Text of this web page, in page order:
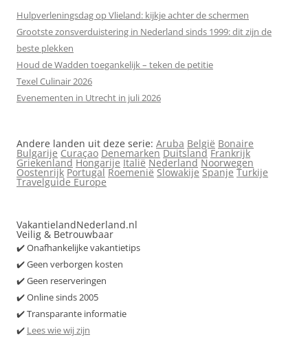
Hulpverleningsdag op Vlieland: kijkje achter de schermen
Grootste zonsverduistering in Nederland sinds 1999: dit zijn de
beste plekken
Houd de Wadden toegankelijk – teken de petitie
Texel Culinair 2026
Evenementen in Utrecht in juli 2026
Andere landen uit deze serie: Aruba België Bonaire
Bulgarije Curaçao Denemarken Duitsland Frankrijk
Griekenland Hongarije Italië Nederland Noorwegen
Oostenrijk Portugal Roemenië Slowakije Spanje Turkije
Travelguide Europe
VakantielandNederland.nl
Veilig & Betrouwbaar
✔️ Onafhankelijke vakantietips
✔️ Geen verborgen kosten
✔️ Geen reserveringen
✔️ Online sinds 2005
✔️ Transparante informatie
✔️ Lees wie wij zijn